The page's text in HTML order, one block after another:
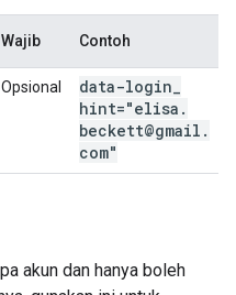
Wajib Contoh
Opsional data-login
hint="elisa .
beckett@gmail .
com"
akun dan hanya boleh